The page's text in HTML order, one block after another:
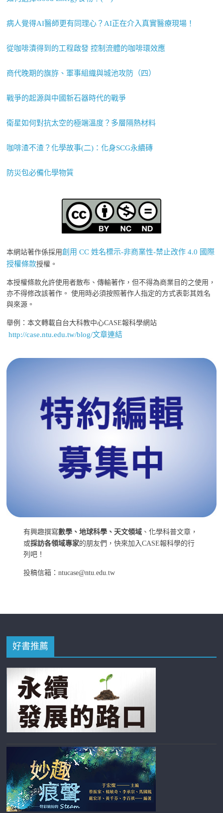
病人覺得AI醫師更有同理心？AI正在介入真實醫療現場！
從咖啡漬得到的工程啟發 控制流體的咖啡環效應
商代晚期的旗斿、軍事組織與城池攻防（四）
戰爭的起源與中國新石器時代的戰爭
衛星如何對抗太空的極端溫度？多層隔熱材料
咖啡渣不渣？化學故事(二)：化身SCG永續磚
防災包必備化學物質
本網站著作係採用創用 CC 姓名標示-非商業性-禁止改作 4.0 國際
授權條款授權。
本授權條款允許使用者散布、傳輸著作，但不得為商業目的之使用，
亦不得修改該著作。 使用時必須按照著作人指定的方式表彰其姓名
與來源。
舉例：本文轉載自台大科教中心CASE報科學網站
http://case.ntu.edu.tw/blog/文章連結
有興趣撰寫數學、地球科學、天文領域 、化學科普文章，
或採訪各領域專家的朋友們，快來加入CASE報科學的行
列吧！
投稿信箱：ntucase@ntu.edu.tw
好書推薦